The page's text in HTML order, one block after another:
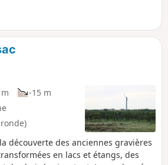
oies et
Gravière à
-15 m
découverte des anciennes gravières
en lacs et étangs, des